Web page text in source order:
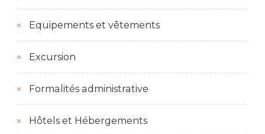
Equipements et vêtements
Excursion
Formalités administrative
Hôtels et Hébergements